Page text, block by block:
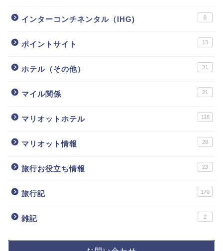
インターコンチネンタル（IHG) 8
ポイントサイト 13
ホテル（その他） 31
マイル関係 21
マリオットホテル 116
マリオット情報 28
旅行お役立ち情報 23
旅行記 170
雑記 2